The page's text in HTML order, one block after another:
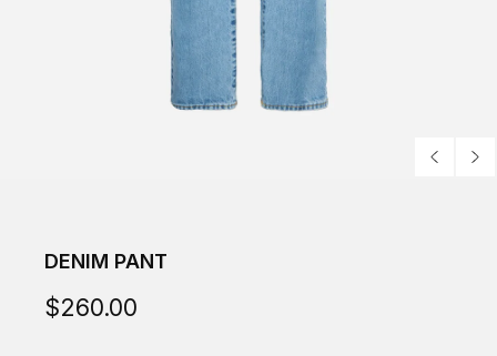
DENIM PANT
$260.00